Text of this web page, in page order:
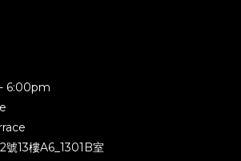
6:00pm
號13樓A6_1301B室